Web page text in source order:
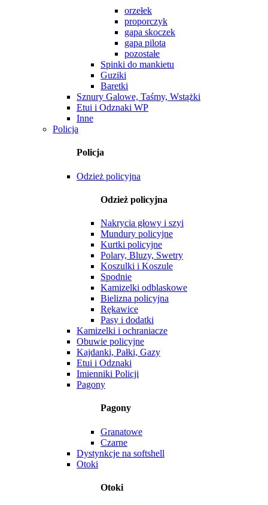
orzełek
proporczyk
gapa skoczek
gapa pilota
pozostałe
Spinki do mankietu
Guziki
Baretki
Sznury Galowe, Taśmy, Wstążki
Etui i Odznaki WP
Inne
Policja
Policja
Odzież policyjna
Odzież policyjna
Nakrycia głowy i szyi
Mundury policyjne
Kurtki policyjne
Polary, Bluzy, Swetry
Koszulki i Koszule
Spodnie
Kamizelki odblaskowe
Bielizna policyjna
Rękawice
Pasy i dodatki
Kamizelki i ochraniacze
Obuwie policyjne
Kajdanki, Pałki, Gazy
Etui i Odznaki
Imienniki Policji
Pagony
Pagony
Granatowe
Czarne
Dystynkcje na softshell
Otoki
Otoki